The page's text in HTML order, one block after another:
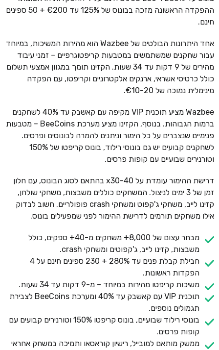
ההפקדה הראשונה מזכה בבונוס של 125% עד €200 + 50 ספינים
חינם.
אחד היתרונות הבולטים של Wazbee הוא מהירות המשיכות, במיוחד
עבור שחקנים שמשתמשים במטבעות קריפטוגרפיים – זמני עיבוד
מהירים של 9 דקות עד 34 שעות. הקזינו תומך במגוון אמצעי תשלום
כולל כרטיסי אשראי, ארנקים אלקטרוניים וקריפטו, עם הפקדה
מינימלית נמוכה של €10-20.
Wazbee מציע תוכנית VIP מקיפה עם קאשבק עד 40% לשחקנים
ברמות הגבוהות. בנוסף, הקזינו מציע מערכת BeeCoins – מטבעות
פנימיים שנצברים על כל הימור וניתנים להמרה לבונוסים ופרסים.
לשחקנים קבועים יש גם בונוסי רילוד, בונוס קריפטו של 150%
וטורנירים שבועיים עם קופות פרסים.
דרישת ההימור עומדת על x30-40 בהתאם לסוג הבונוס, עם חלון
זמן של 3 ימים לניצול. המשחקים כוללים משבצות, משחקי שולחן,
קזינו לייב, משחקי ג'קפוט ומשחקי crash פופולריים. חשוב לבדוק
אילו משחקים תורמים לדרישת ההימור לפני שמפעילים בונוס.
מבחר עצום של 8,000+ משחקים מ-40+ ספקים, כולל
משבצות, קזינו לייב, ג'קפוטים ומשחקי crash.
חבילת קבלת פנים עד 280% + 230 ספינים חינם על 4
הפקדות ראשונות.
משיכות קריפטו מהירות במיוחד – מ-9 דקות עד 34 שעות.
תוכנית VIP עם קאשבק עד 40% ומערכת BeeCoins לצבירת
תגמולים נוספים.
בונוסי רילוד שבועיים, בונוס קריפטו 150% וטורנירים קבועים עם
קופות פרסים.
ממשק מותאם למובייל, רישיון קוראסאו ותמיכה במשחק אחראי